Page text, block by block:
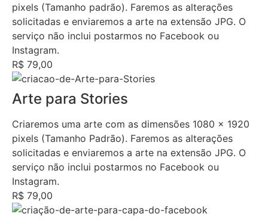
pixels (Tamanho padrão). Faremos as alterações
solicitadas e enviaremos a arte na extensão JPG. O
serviço não inclui postarmos no Facebook ou
Instagram.
R$ 79,00
Arte para Stories
Criaremos uma arte com as dimensões 1080 x 1920
pixels (Tamanho Padrão). Faremos as alterações
solicitadas e enviaremos a arte na extensão JPG. O
serviço não inclui postarmos no Facebook ou
Instagram.
R$ 79,00